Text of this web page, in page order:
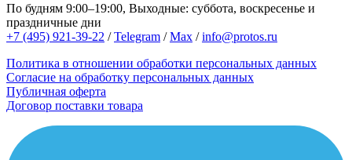
По будням 9:00–19:00, Выходные: суббота, воскресенье и
праздничные дни
+7 (495) 921-39-22 /Telegram /Max /info@protos.ru
Политика в отношении обработки персональных данных
Согласие на обработку персональных данных
Публичная оферта
Договор поставки товара